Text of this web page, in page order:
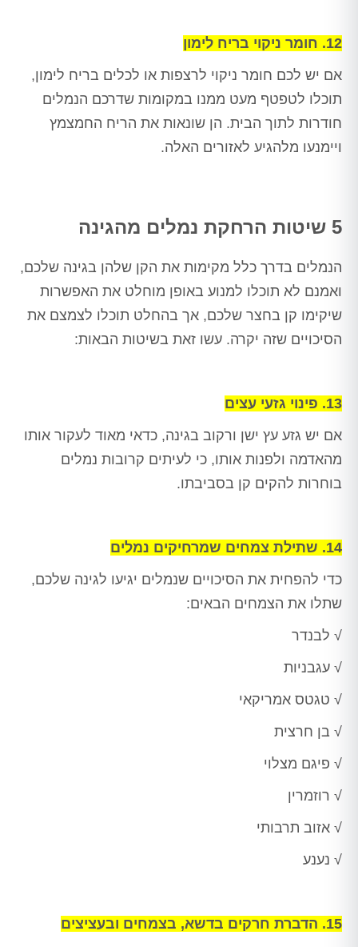
12. חומר ניקוי בריח לימון
אם יש לכם חומר ניקוי לרצפות או לכלים בריח לימון,
תוכלו לטפטף מעט ממנו במקומות שדרכם הנמלים
חודרות לתוך הבית. הן שונאות את הריח החמצמץ
ויימנעו מלהגיע לאזורים האלה.
5 שיטות הרחקת נמלים מהגינה
הנמלים בדרך כלל מקימות את הקן שלהן בגינה שלכם,
ואמנם לא תוכלו למנוע באופן מוחלט את האפשרות
שיקימו קן בחצר שלכם, אך בהחלט תוכלו לצמצם את
הסיכויים שזה יקרה. עשו זאת בשיטות הבאות:
13. פינוי גזעי עצים
אם יש גזע עץ ישן ורקוב בגינה, כדאי מאוד לעקור אותו
מהאדמה ולפנות אותו, כי לעיתים קרובות נמלים
בוחרות להקים קן בסביבתו.
14. שתילת צמחים שמרחיקים נמלים
כדי להפחית את הסיכויים שנמלים יגיעו לגינה שלכם,
שתלו את הצמחים הבאים:
√ לבנדר
√ עגבניות
√ טגטס אמריקאי
√ בן חרצית
√ פיגם מצלוי
√ רוזמרין
√ אזוב תרבותי
√ נענע
15. הדברת חרקים בדשא, בצמחים ובעציצים